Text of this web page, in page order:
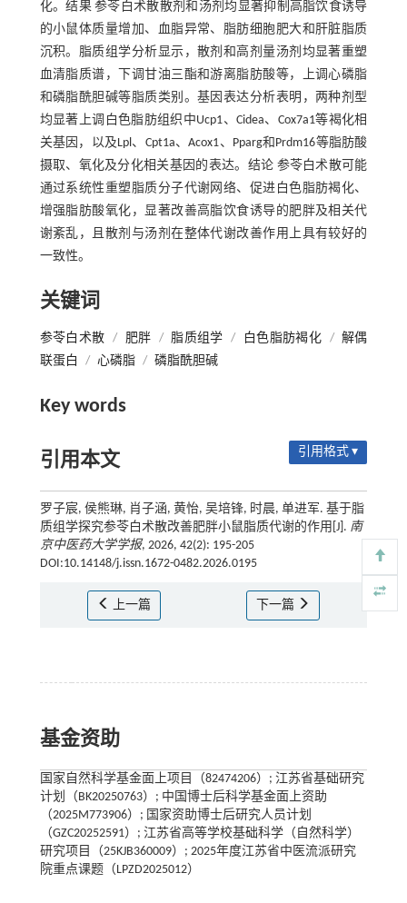
化。结果 参苓白术散散剂和汤剂均显著抑制高脂饮食诱导
的小鼠体质量增加、血脂异常、脂肪细胞肥大和肝脏脂质
沉积。脂质组学分析显示，散剂和高剂量汤剂均显著重塑
血清脂质谱，下调甘油三酯和游离脂肪酸等，上调心磷脂
和磷脂酰胆碱等脂质类别。基因表达分析表明，两种剂型
均显著上调白色脂肪组织中Ucp1、Cidea、Cox7a1等褐化相
关基因，以及Lpl、Cpt1a、Acox1、Pparg和Prdm16等脂肪酸
摄取、氧化及分化相关基因的表达。结论 参苓白术散可能
通过系统性重塑脂质分子代谢网络、促进白色脂肪褐化、
增强脂肪酸氧化，显著改善高脂饮食诱导的肥胖及相关代
谢紊乱，且散剂与汤剂在整体代谢改善作用上具有较好的
一致性。
关键词
参苓白术散 / 肥胖 / 脂质组学 / 白色脂肪褐化 / 解偶
联蛋白
/ 心磷脂 / 磷脂酰胆碱
Key words
引用本文 引用格式 ▾
罗子宸, 侯熊琳, 肖子涵, 黄怡, 吴培锋, 时晨, 单进军. 基于脂
质组学探究参苓白术散改善肥胖小鼠脂质代谢的作用[J]. 南
京中医药大学学报, 2026, 42(2): 195-205
DOI:10.14148/j.issn.1672-0482.2026.0195
上一篇 下一篇
基金资助
国家自然科学基金面上项目（82474206）; 江苏省基础研究
计划（BK20250763）; 中国博士后科学基金面上资助
（2025M773906）; 国家资助博士后研究人员计划
（GZC20252591）; 江苏省高等学校基础科学（自然科学）
研究项目（25KJB360009）; 2025年度江苏省中医流派研究
院重点课题（LPZD2025012）